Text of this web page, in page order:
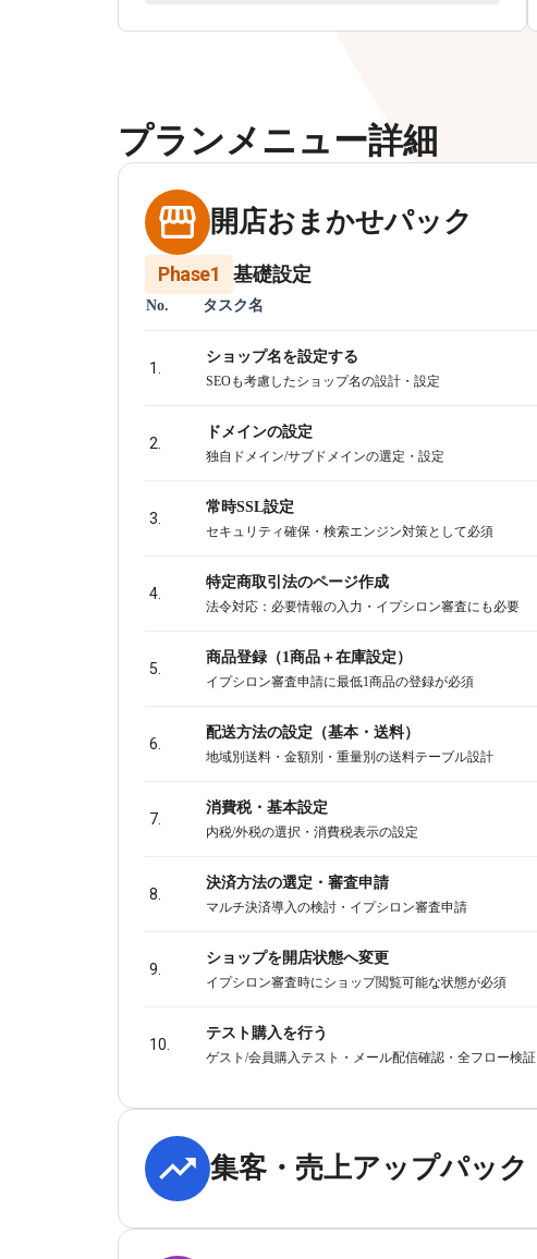
プランメニュー詳細
開店おまかせパック
Phase1 基礎設定
No. タスク名
1.
ショップ名を設定する
SEOも考慮したショップ名の設計・設定
2.
ドメインの設定
独自ドメイン/サブドメインの選定・設定
3.
常時SSL設定
セキュリティ確保・検索エンジン対策として必須
4.
特定商取引法のページ作成
法令対応：必要情報の入力・イプシロン審査にも必要
5.
商品登録（1商品＋在庫設定）
イプシロン審査申請に最低1商品の登録が必須
6.
配送方法の設定（基本・送料）
地域別送料・金額別・重量別の送料テーブル設計
7.
消費税・基本設定
内税/外税の選択・消費税表示の設定
8.
決済方法の選定・審査申請
マルチ決済導入の検討・イプシロン審査申請
9.
ショップを開店状態へ変更
イプシロン審査時にショップ閲覧可能な状態が必須
10.
テスト購入を行う
ゲスト/会員購入テスト・メール配信確認・全フロー検証
集客・売上アップパック